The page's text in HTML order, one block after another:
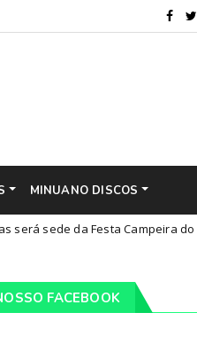
MINUANO DISCOS
da Festa Campeira do Rio
FACEBOOK